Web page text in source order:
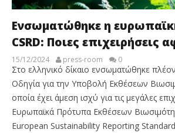
Ενσωματώθηκε η
CSRD: Ποιες επιχειρήσεις
15/12/2024 press-room 0
Στο ελληνικό δίκαιο ενσωματώθηκε
Οδηγία για την Υποβολή Εκθέσεων
οποία έχει άμεση ισχύ για τις μεγάλες
Ευρωπαϊκά Πρότυπα Εκθέσεων
European Sustainability Reporting